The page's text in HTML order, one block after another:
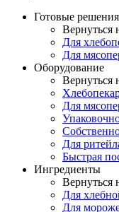
Готовые решения
Вернуться
Для
Для
Оборудование
Вернуться
Для
Для
Быстрая
Ингредиенты
Вернуться
Для
Для